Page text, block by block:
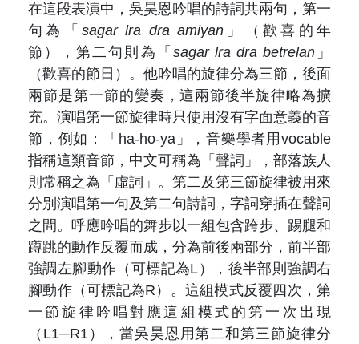
在這段表演中，吳昊恩吟唱的詩詞共兩句，第一
句為「 sagar lra dra amiyan 」（歡喜的年
節），第二句則為「 sagar lra dra betrelan」
（歡喜的節日）。他吟唱的旋律分為三節，後面
兩節是第一節的變奏，這兩節後半旋律略為擴
充。演唱第一節旋律時只使用沒有字面意義的音
節，例如：「ha-ho-ya」，音樂學者用vocable
指稱這類音節，中文可稱為「聲詞」，部落族人
則常稱之為「虛詞」。第二及第三節旋律被用來
分別演唱第一句及第二句詩詞，字詞穿插在聲詞
之間。呼應吟唱的舞步以一組包含跨步、踢腿和
蹲跳的動作反覆而成，分為前後兩部分，前半部
強調左腳動作（可標記為L），後半部則強調右
腳動作（可標記為R）。這組模式反覆四次，第
一節旋律吟唱對應這組模式的第一次出現
（L1─R1），當吳昊恩用第二和第三節旋律分